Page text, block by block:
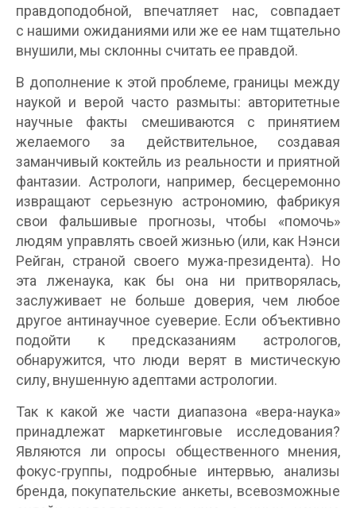
правдоподобной, впечатляет нас, совпадает
с нашими ожиданиями или же ее нам тщательно
внушили, мы склонны считать ее правдой.
В дополнение к этой проблеме, границы между
наукой и верой часто размыты: авторитетные
научные факты смешиваются с принятием
желаемого за действительное, создавая
заманчивый коктейль из реальности и приятной
фантазии. Астрологи, например, бесцеремонно
извращают серьезную астрономию, фабрикуя
свои фальшивые прогнозы, чтобы «помочь»
людям управлять своей жизнью (или, как Нэнси
Рейган, страной своего мужа-президента). Но
эта лженаука, как бы она ни притворялась,
заслуживает не больше доверия, чем любое
другое антинаучное суеверие. Если объективно
подойти к предсказаниям астрологов,
обнаружится, что люди верят в мистическую
силу, внушенную адептами астрологии.
Так к какой же части диапазона «вера-наука»
принадлежат маркетинговые исследования?
Являются ли опросы общественного мнения,
фокус-группы, подробные интервью, анализы
бренда, покупательские анкеты, всевозможные